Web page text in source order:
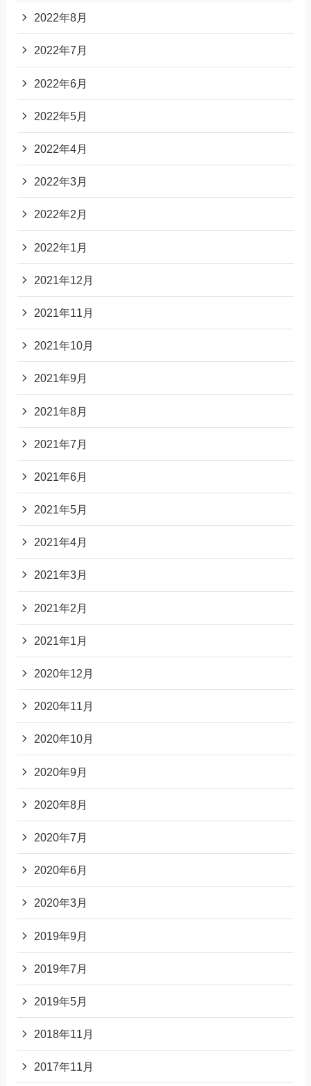
2022年8月
2022年7月
2022年6月
2022年5月
2022年4月
2022年3月
2022年2月
2022年1月
2021年12月
2021年11月
2021年10月
2021年9月
2021年8月
2021年7月
2021年6月
2021年5月
2021年4月
2021年3月
2021年2月
2021年1月
2020年12月
2020年11月
2020年10月
2020年9月
2020年8月
2020年7月
2020年6月
2020年3月
2019年9月
2019年7月
2019年5月
2018年11月
2017年11月